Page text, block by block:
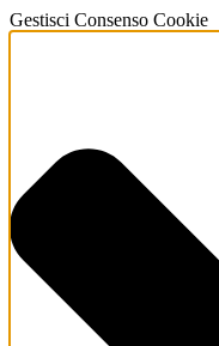
Gestisci Consenso Cookie